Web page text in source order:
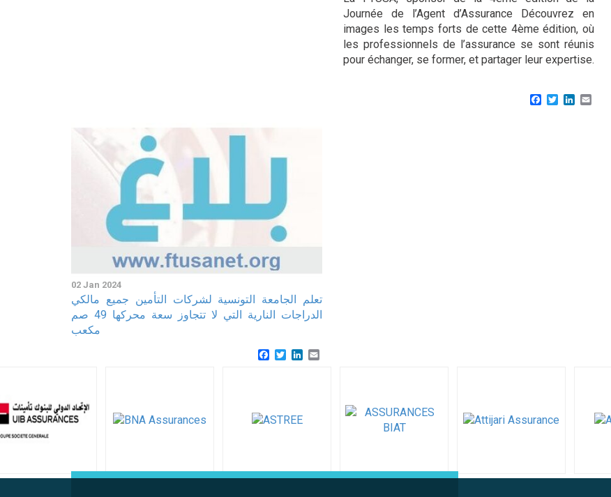
Journée de l’Agent d’Assurance Découvrez en
images les temps forts de cette 4ème édition, où
les professionnels de l’assurance se sont réunis
pour échanger, se former, et partager leur expertise.
Facebook
TwitterLinkedIn
02 Jan 2024
تعلم الجامعة التونسية لشركات التأمين جميع مالكي
الدراجات النارية التي لا تتجاوز سعة محركها 49 صم
مكعب
Facebook
TwitterLinkedIn